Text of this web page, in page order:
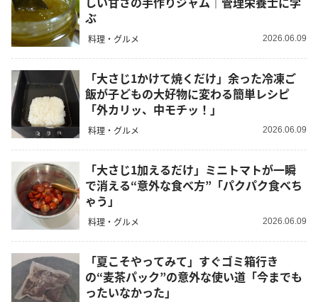
ぶ
料理・グルメ 2026.06.09
「大さじ1かけて焼くだけ」余った冷凍ご
飯が子どもの大好物に変わる簡単レシピ
「外カリッ、中モチッ！」
料理・グルメ 2026.06.09
「大さじ1加えるだけ」ミニトマトが一瞬
で消える“意外な食べ方”「パクパク食べち
ゃう」
料理・グルメ 2026.06.09
「夏こそやってみて」すぐゴミ箱行き
の“麦茶パック”の意外な使い道「今までも
ったいなかった」